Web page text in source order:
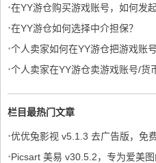
·在YY游仓购买游戏账号，如何发起
·在YY游仓如何选择中介担保？
·个人卖家如何在YY游仓把游戏账
·个人卖家在YY游仓卖游戏账号/货
栏目最热门文章
·优优兔影视 v5.1.3 去广告版，免
·Picsart 美易 v30.5.2，专为爱美